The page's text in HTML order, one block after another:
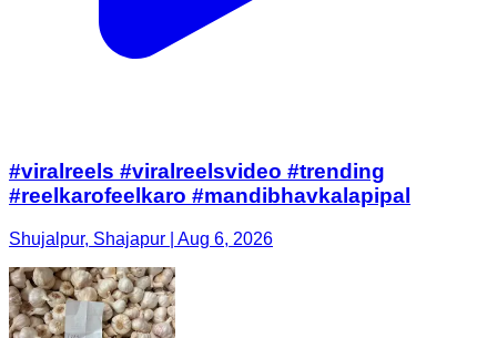
#viralreels #viralreelsvideo #trending
#reelkarofeelkaro #mandibhavkalapipal
Shujalpur, Shajapur | Aug 6, 2026